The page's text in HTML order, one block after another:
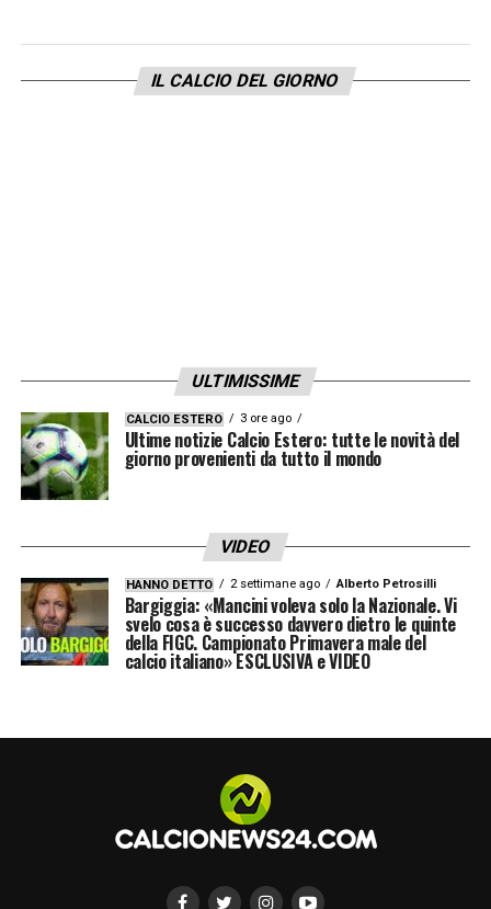
IL CALCIO DEL GIORNO
ULTIMISSIME
CALCIO ESTERO 3 ore ago
Ultime notizie Calcio Estero: tutte le novità del
giorno provenienti da tutto il mondo
VIDEO
HANNO DETTO 2 settimane ago Alberto Petrosilli
Bargiggia: «Mancini voleva solo la Nazionale. Vi
svelo cosa è successo davvero dietro le quinte
della FIGC. Campionato Primavera male del
calcio italiano» ESCLUSIVA e VIDEO